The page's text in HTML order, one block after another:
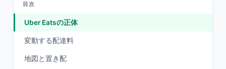
目次
Uber Eatsの正体
変動する配達料
地図と置き配